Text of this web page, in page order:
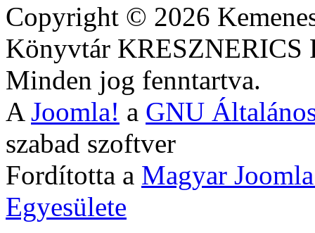
Copyright © 2026
Könyvtár
Minden jog fenntartva.
A Joomla! a GNU
szabad szoftver
Fordította a Magyar
Egyesülete